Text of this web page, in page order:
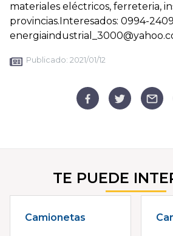
materiales eléctricos, ferreteria,
provincias.Interesados: 0994-
Publicado: 2021/01/12
TE PUEDE
Camionetas